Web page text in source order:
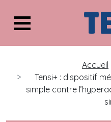
Accueil
Tensi+ : dispositif
simple contre